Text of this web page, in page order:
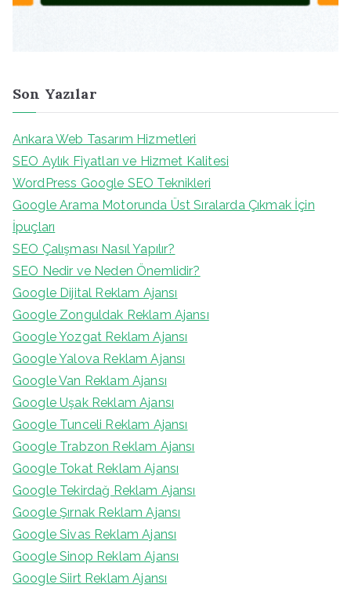
Son Yazılar
Ankara Web Tasarım Hizmetleri
SEO Aylık Fiyatları ve Hizmet Kalitesi
WordPress Google SEO Teknikleri
Google Arama Motorunda Üst Sıralarda Çıkmak İçin
İpuçları
SEO Çalışması Nasıl Yapılır?
SEO Nedir ve Neden Önemlidir?
Google Dijital Reklam Ajansı
Google Zonguldak Reklam Ajansı
Google Yozgat Reklam Ajansı
Google Yalova Reklam Ajansı
Google Van Reklam Ajansı
Google Uşak Reklam Ajansı
Google Tunceli Reklam Ajansı
Google Trabzon Reklam Ajansı
Google Tokat Reklam Ajansı
Google Tekirdağ Reklam Ajansı
Google Şırnak Reklam Ajansı
Google Sivas Reklam Ajansı
Google Sinop Reklam Ajansı
Google Siirt Reklam Ajansı